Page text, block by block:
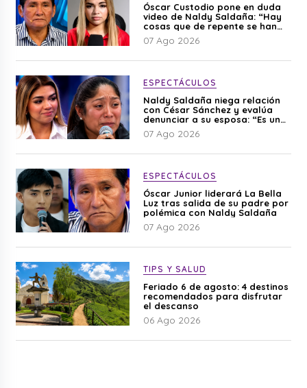
Óscar Custodio pone en duda
video de Naldy Saldaña: “Hay
cosas que de repente se han
editado”
07 Ago 2026
ESPECTÁCULOS
Naldy Saldaña niega relación
con César Sánchez y evalúa
denunciar a su esposa: “Es una
difamación”
07 Ago 2026
ESPECTÁCULOS
Óscar Junior liderará La Bella
Luz tras salida de su padre por
polémica con Naldy Saldaña
07 Ago 2026
TIPS Y SALUD
Feriado 6 de agosto: 4 destinos
recomendados para disfrutar
el descanso
06 Ago 2026